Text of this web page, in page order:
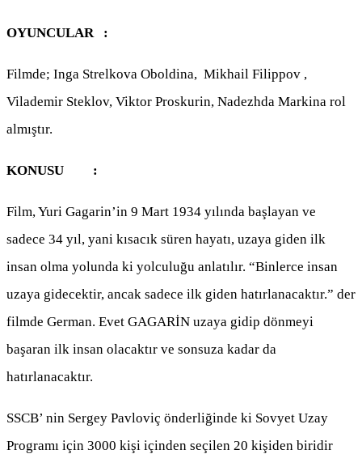
OYUNCULAR :
Filmde; Inga Strelkova Oboldina, Mikhail Filippov ,
Vilademir Steklov, Viktor Proskurin, Nadezhda Markina rol
almıştır.
KONUSU :
Film, Yuri Gagarin’in 9 Mart 1934 yılında başlayan ve
sadece 34 yıl, yani kısacık süren hayatı, uzaya giden ilk
insan olma yolunda ki yolculuğu anlatılır. “Binlerce insan
uzaya gidecektir, ancak sadece ilk giden hatırlanacaktır.” der
filmde German. Evet GAGARİN uzaya gidip dönmeyi
başaran ilk insan olacaktır ve sonsuza kadar da
hatırlanacaktır.
SSCB’ nin Sergey Pavloviç önderliğinde ki Sovyet Uzay
Programı için 3000 kişi içinden seçilen 20 kişiden biridir